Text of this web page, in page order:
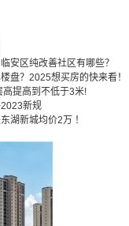
安区纯改善社区有哪些？
盘？2025想买房的快来看！​
提高到不低于3米!
新规
湖新城均价2万 ！